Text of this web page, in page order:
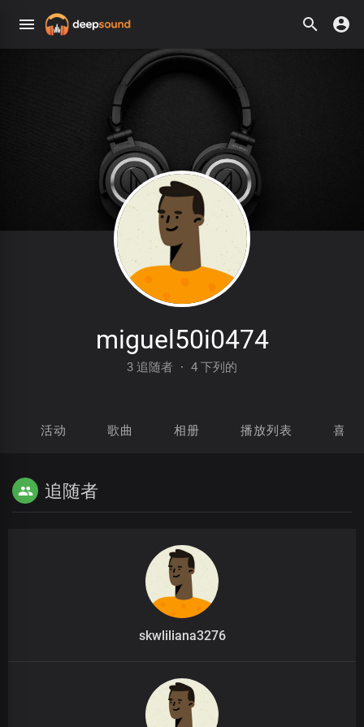
miguel50i0474
3 追随者 · 4 下列的
活动 歌曲 相册 播放列表 喜欢
追随者
skwliliana3276